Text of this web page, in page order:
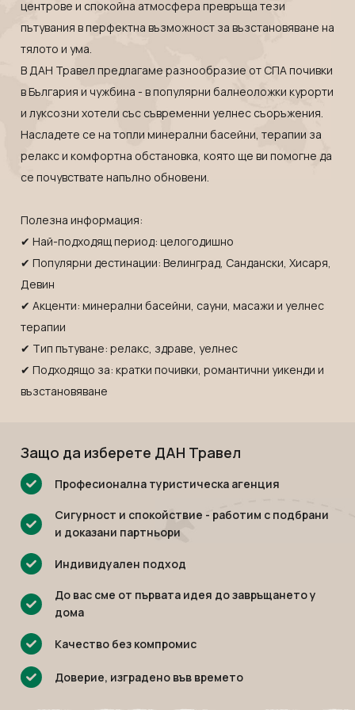
Екскурзии в Естония
Екскурзии в Катар
Екскурзии в Непал
Екскурзии в Полша
Екскурзии в Сърбия
Екскурзии в Тунис
Екскурзии в Унгария
Екскурзии в Нидерландия
Екскурзии в Йордания
Екскурзии в Малта
Екскурзии в Португалия
Екскурзии в Румъния
Екскурзии в Северна Македония
Екскурзии в Словения
Екскурзии във Франция
Екскурзии България
Екскурзии във Финландия
Екскурзии в Шотландия
Екскурзии в Русия
Екскурзии в Исландия
Екскурзии в Азербайджан
Екскурзии в Казакстан
Екскурзии в Нигерия
Екскурзии в Норвегия
Екскурзии в Узбекистан
Индонезия
Иран
Камбоджа
Катар
Колумбия
Коста Рика
Куба
Мавриций
Мадагаскар
Малдиви
Малайзия
Мароко
Мексико
Оман
ОАЕ
Панама
Парагвай
Перу
Руанда
Саудитска Арабия
Сейшели
Сингапур
Тайланд
центрове и спокойна атмосфера превръща тези
пътувания в перфектна възможност за възстановяване на
тялото и ума.
В ДАН Травел предлагаме разнообразие от СПА почивки
в България и чужбина - в популярни балнеоложки курорти
и луксозни хотели със съвременни уелнес съоръжения.
Насладете се на топли минерални басейни, терапии за
релакс и комфортна обстановка, която ще ви помогне да
се почувствате напълно обновени.
Полезна информация:
✔ Най-подходящ период: целогодишно
✔ Популярни дестинации: Велинград, Сандански, Хисаря,
Девин
✔ Акценти: минерални басейни, сауни, масажи и уелнес
терапии
✔ Тип пътуване: релакс, здраве, уелнес
✔ Подходящо за: кратки почивки, романтични уикенди и
възстановяване
Защо да изберете ДАН Травел
Професионална туристическа агенция
Сигурност и спокойствие - работим с подбрани
и доказани партньори
Индивидуален подход
До вас сме от първата идея до завръщането у
дома
Качество без компромис
Доверие, изградено във времето